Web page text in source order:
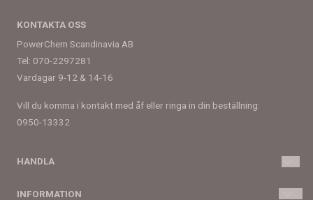
KONTAKTA OSS
PowerChem Scandinavia AB
Tel: 070-2297281
Vardagar 9-12 & 14-16
Vill du komma i kontakt med åf eller ringa in din beställning:
0950-13332
HANDLA
INFORMATION